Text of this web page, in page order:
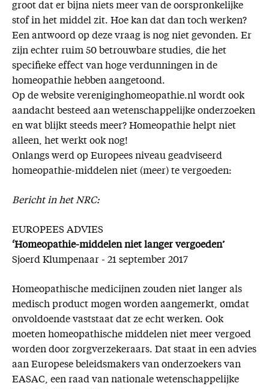
groot dat er bijna niets meer van de oorspronkelijke
stof in het middel zit. Hoe kan dat dan toch werken?
Een antwoord op deze vraag is nog niet gevonden. Er
zijn echter ruim 50 betrouwbare studies, die het
specifieke effect van hoge verdunningen in de
homeopathie hebben aangetoond.
Op de website vereniginghomeopathie.nl wordt ook
aandacht besteed aan wetenschappelijke onderzoeken
en wat blijkt steeds meer? Homeopathie helpt niet
alleen, het werkt ook nog!
Onlangs werd op Europees niveau geadviseerd
homeopathie-middelen niet (meer) te vergoeden:
Bericht in het NRC:
EUROPEES ADVIES
‘Homeopathie-middelen niet langer vergoeden’
Sjoerd Klumpenaar - 21 september 2017
Homeopathische medicijnen zouden niet langer als
medisch product mogen worden aangemerkt, omdat
onvoldoende vaststaat dat ze echt werken. Ook
moeten homeopathische middelen niet meer vergoed
worden door zorgverzekeraars. Dat staat in een advies
aan Europese beleidsmakers van onderzoekers van
EASAC, een raad van nationale wetenschappelijke